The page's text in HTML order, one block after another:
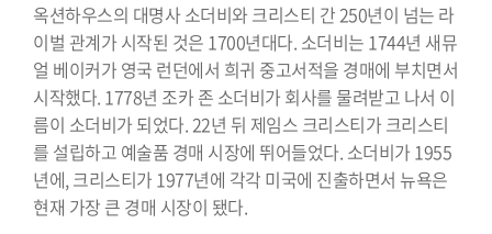
옥션하우스의 대명사 소더비와 크리스티 간 250년이 넘는 라
이벌 관계가 시작된 것은 1700년대다. 소더비는 1744년 새뮤
얼 베이커가 영국 런던에서 희귀 중고서적을 경매에 부치면서
시작했다. 1778년 조카 존 소더비가 회사를 물려받고 나서 이
름이 소더비가 되었다. 22년 뒤 제임스 크리스티가 크리스티
를 설립하고 예술품 경매 시장에 뛰어들었다. 소더비가 1955
년에, 크리스티가 1977년에 각각 미국에 진출하면서 뉴욕은
현재 가장 큰 경매 시장이 됐다.